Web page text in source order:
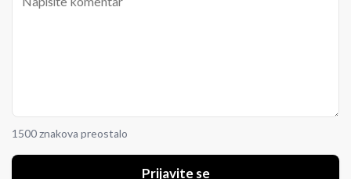
1500 znakova preostalo
Prijavite se